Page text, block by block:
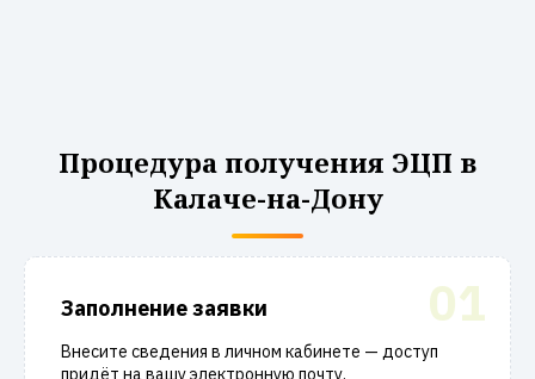
Процедура получения ЭЦП в
Калаче-на-Дону
01
Заполнение заявки
Внесите сведения в личном кабинете — доступ
придёт на вашу электронную почту.